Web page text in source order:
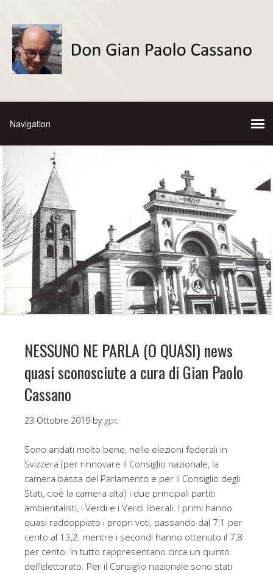
NESSUNO NE PARLA (O QUASI) news
quasi sconosciute a cura di Gian Paolo
Cassano
23 Ottobre 2019 by gpc
Sono andati molto bene, nelle elezioni federali in
Svizzera (per rinnovare il Consiglio nazionale, la
camera bassa del Parlamento e per il Consiglio degli
Stati, cioè la camera alta) i due principali partiti
ambientalisti, i Verdi e i Verdi liberali. I primi hanno
quasi raddoppiato i propri voti, passando dal 7,1 per
cento al 13,2, mentre i secondi hanno ottenuto il 7,8
per cento. In tutto rappresentano circa un quinto
dell’elettorato. Per il Consiglio nazionale sono stati